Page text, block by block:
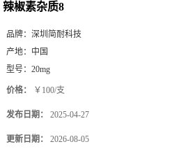
辣椒素杂质8
品牌： 深圳简耐科技
产地： 中国
型号： 20mg
价格： ￥100/支
发布日期： 2025-04-27
更新日期： 2026-08-05